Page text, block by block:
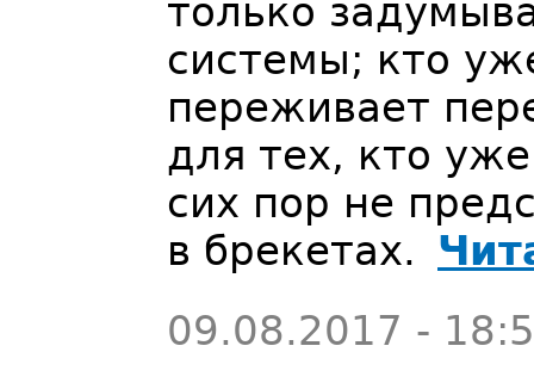
только
системы; кто
переживает
для тех, кто
сих пор не
в брекетах.
09.08.2017 -